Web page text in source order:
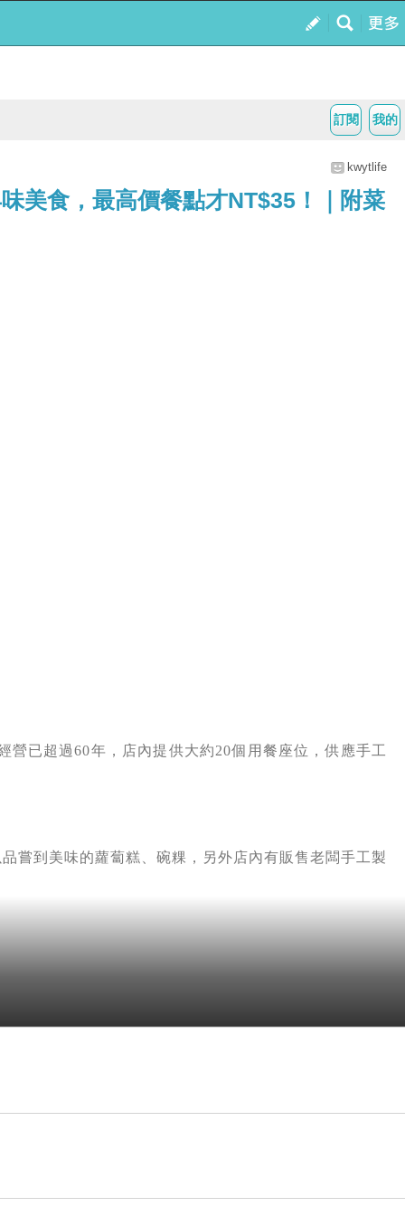
我的
訂閱
kwytlife
美食，最高價餐點才NT$35！｜附菜
已超過60年，店內提供大約20個用餐座位，供應手工
嘗到美味的蘿蔔糕、碗粿，另外店內有販售老闆手工製
速找到位置。